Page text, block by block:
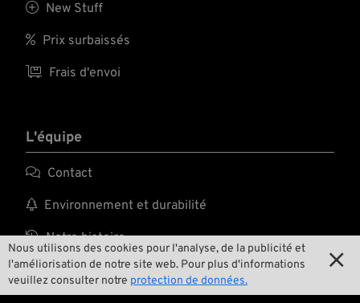
Nous utilisons des cookies pour l'analyse, de la publicité et
l'améliorisation de notre site web. Pour plus d'informations
veuillez consulter notre protection de données.

 New Stuff
 Prix surbaissés
 Frais d'envoi
L'équipe
 Contact
 Environnement et durabilité
 Notre histoire
 Wrecking Crew